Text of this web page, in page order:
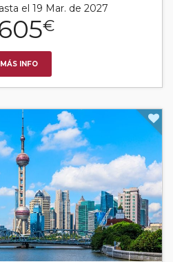
el 19 Mar. de 2027
€
MÁS INFO